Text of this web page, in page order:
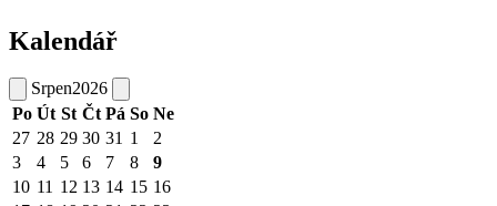
Kalendář
Srpen2026
Po Út St Čt Pá So Ne
27 28 29 30 31 1
2
3
4 5 6 7 8
9
10 11 12 13 14 15 16